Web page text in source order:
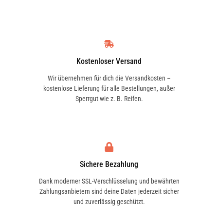
Kostenloser Versand
Wir übernehmen für dich die Versandkosten –
kostenlose Lieferung für alle Bestellungen, außer
Sperrgut wie z. B. Reifen.
Sichere Bezahlung
Dank moderner SSL-Verschlüsselung und bewährten
Zahlungsanbietern sind deine Daten jederzeit sicher
und zuverlässig geschützt.